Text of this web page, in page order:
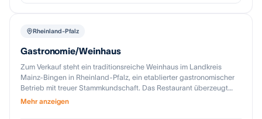
Rheinland-Pfalz
Gastronomie/Weinhaus
Zum Verkauf steht ein traditionsreiche Weinhaus im Landkreis
Mainz-Bingen in Rheinland-Pfalz, ein etablierter gastronomischer
Betrieb mit treuer Stammkundschaft. Das Restaurant überzeugt
durch seine gemütliche Atmosphäre, liebevoll gestaltete
Mehr anzeigen